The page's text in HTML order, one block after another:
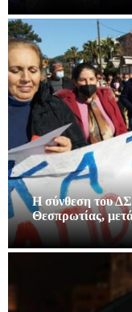
Η σύνθεση του
Θεσπρωτίας,